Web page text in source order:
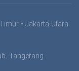
• Jakarta Utara
Tangerang